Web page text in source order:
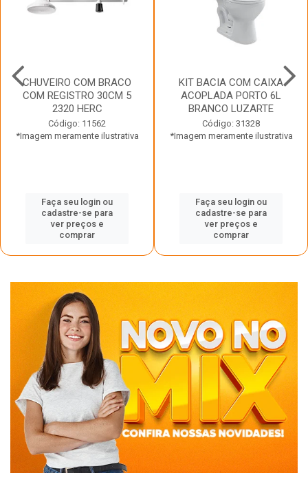
CHUVEIRO COM BRACO
COM REGISTRO 30CM 5
2320 HERC
Código: 11562
*Imagem meramente ilustrativa
Faça seu login ou
cadastre-se para
ver preços e
comprar
KIT BACIA COM CAIXA
ACOPLADA PORTO 6L
BRANCO LUZARTE
Código: 31328
*Imagem meramente ilustrativa
Faça seu login ou
cadastre-se para
ver preços e
comprar